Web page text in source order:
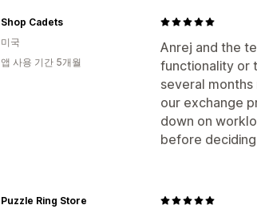
Anrej and the
functionality or
several months
our exchange
down on
before
Shop Cadets
미국
앱 사용 기간 5개월
Puzzle Ring Store